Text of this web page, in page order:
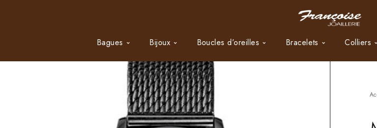
Bagues Bijoux Boucles d’oreilles Bracelets Colliers